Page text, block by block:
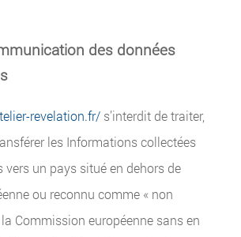
des données
revelation.fr/s’interdit de traiter,
les Informations collectées
vers un pays situé en dehors de
ou reconnu comme « non
Commission européenne sans en